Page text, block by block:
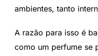
ambientes, tanto
A razão para isso é
como um perfume se